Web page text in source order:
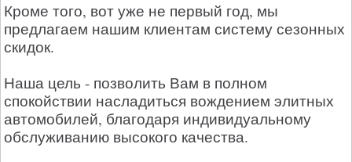
Кроме того, вот уже не первый год, мы
предлагаем нашим клиентам систему сезонных
скидок.
Наша цель - позволить Вам в полном
спокойствии насладиться вождением элитных
автомобилей, благодаря индивидуальному
обслуживанию высокого качества.